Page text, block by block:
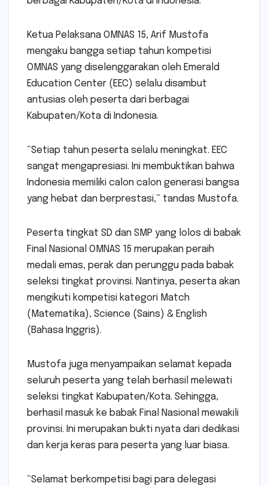
Ketua Pelaksana OMNAS 15, Arif Mustofa
mengaku bangga setiap tahun kompetisi
OMNAS yang diselenggarakan oleh Emerald
Education Center (EEC) selalu disambut
antusias oleh peserta dari berbagai
Kabupaten/Kota di Indonesia.
“Setiap tahun peserta selalu meningkat. EEC
sangat mengapresiasi. Ini membuktikan bahwa
Indonesia memiliki calon calon generasi bangsa
yang hebat dan berprestasi,” tandas Mustofa.
Peserta tingkat SD dan SMP yang lolos di babak
Final Nasional OMNAS 15 merupakan peraih
medali emas, perak dan perunggu pada babak
seleksi tingkat provinsi. Nantinya, peserta akan
mengikuti kompetisi kategori Match
(Matematika), Science (Sains) & English
(Bahasa Inggris).
Mustofa juga menyampaikan selamat kepada
seluruh peserta yang telah berhasil melewati
seleksi tingkat Kabupaten/Kota. Sehingga,
berhasil masuk ke babak Final Nasional mewakili
provinsi. Ini merupakan bukti nyata dari dedikasi
dan kerja keras para peserta yang luar biasa.
“Selamat berkompetisi bagi para delegasi